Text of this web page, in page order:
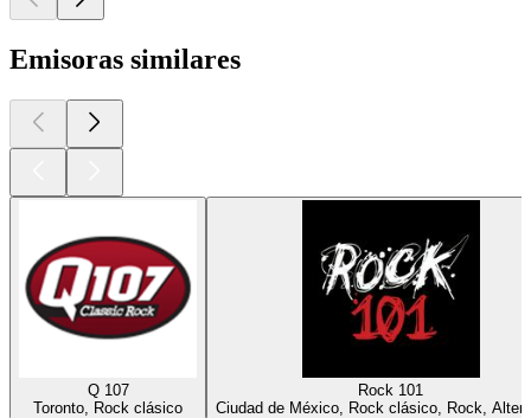
Emisoras similares
Q 107
Toronto, Rock clásico
Rock 101
Ciudad de México, Rock clásico, Rock,